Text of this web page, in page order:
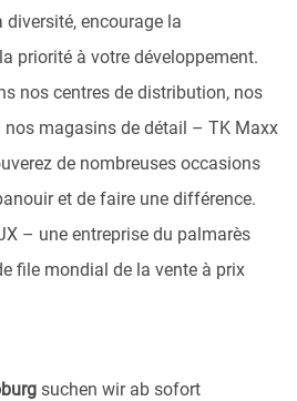
encourage la
priorité à votre développement.
nos centres de distribution, nos
nos magasins de détail – TK Maxx
de nombreuses occasions
et de faire une différence.
– une entreprise du palmarès
file mondial de la vente à prix
suchen wir ab sofort